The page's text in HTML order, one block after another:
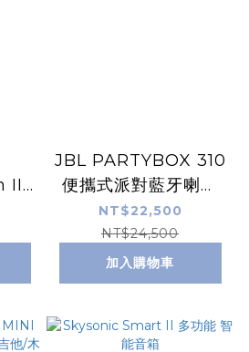
III
油
JBL PARTYBOX 310
便攜式派對藍牙喇叭
240瓦 IPX4防潑水保
護
NT$22,500
NT$24,500
加入購物車